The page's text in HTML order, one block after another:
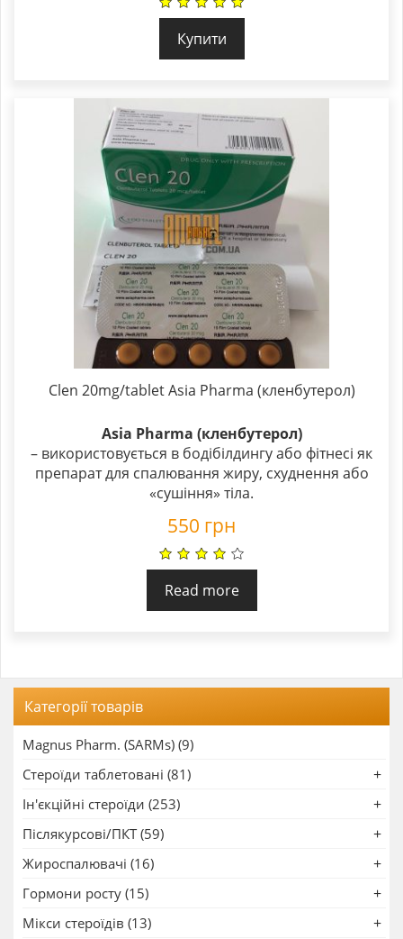
Купити
Clen 20mg/tablet Asia Pharma (кленбутерол)
Asia Pharma (кленбутерол)
– використовується в бодібілдингу або фітнесі як
препарат для спалювання жиру, схуднення або
«сушіння» тіла.
550 грн
Read more
Категорії товарів
Magnus Pharm. (SARMs) (9)
Стероїди таблетовані (81)
Ін'єкційні стероїди (253)
Післякурсові/ПКТ (59)
Жироспалювачі (16)
Гормони росту (15)
Мікси стероїдів (13)